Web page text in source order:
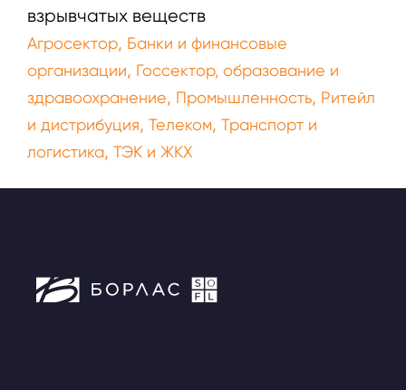
взрывчатых веществ
Агросектор, Банки и финансовые
организации, Госсектор, образование и
здравоохранение, Промышленность, Ритейл
и дистрибуция, Телеком, Транспорт и
логистика, ТЭК и ЖКХ